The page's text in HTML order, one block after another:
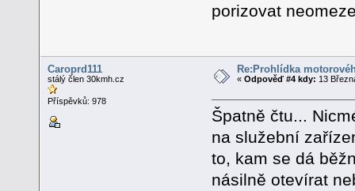
porizovat
Caroprd111
stálý člen 30kmh.cz
Příspěvků: 978
Re:Prohlídka
«Odpověď #4 kdy: 13
Špatně čtu...
na služební
to, kam se dá
násilně otevírat